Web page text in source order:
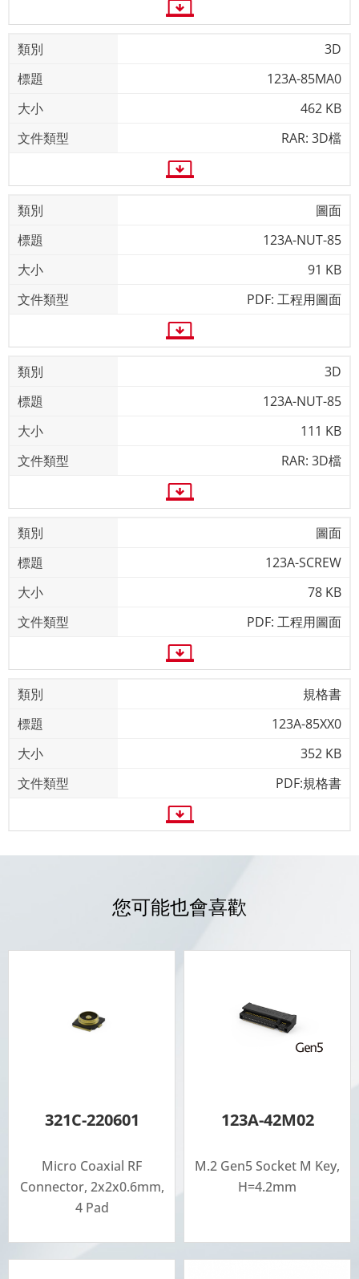
3D
123A-85MA0
462 KB
RAR: 3D檔
圖面
123A-NUT-85
91 KB
PDF: 工程用圖面
3D
123A-NUT-85
111 KB
RAR: 3D檔
圖面
123A-SCREW
78 KB
PDF: 工程用圖面
規格書
123A-85XX0
352 KB
PDF:規格書
您可能也會喜歡
321C-220601
Micro Coaxial RF
Connector, 2x2x0.6mm,
4 Pad
123A-42M02
M.2 Gen5 Socket M Key,
H=4.2mm